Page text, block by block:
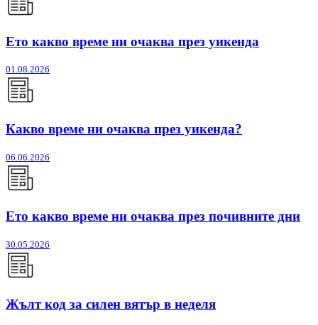
Ето какво време ни очаква през уикенда
01.08.2026
Какво време ни очаква през уикенда?
06.06.2026
Ето какво време ни очаква през почивните дни
30.05.2026
Жълт код за силен вятър в неделя